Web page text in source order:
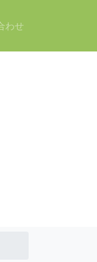
わせ